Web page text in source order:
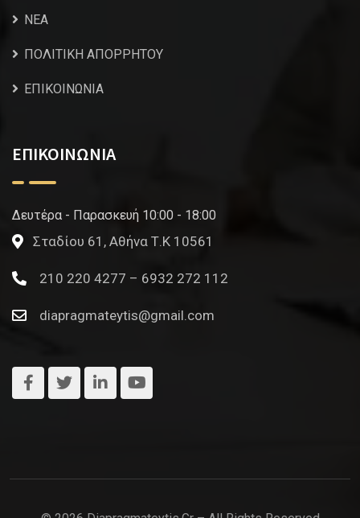
NEA
ΠΟΛΙΤΙΚΗ ΑΠΟΡΡΗΤΟΥ
ΕΠΙΚΟΙΝΩΝΙΑ
ΕΠΙΚΟΙΝΩΝΙΑ
Δευτέρα - Παρασκευή 10:00 - 18:00
Σταδίου 61, Αθήνα Τ.Κ 10561
210 220 4277 – 6932 272 112
diapragmateytis@gmail.com